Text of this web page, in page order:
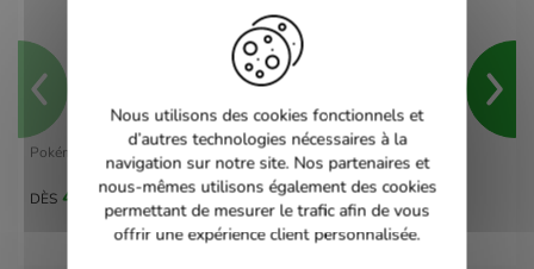
Pokémon Violet - switch
DÈS 40,00 €
Nous utilisons des cookies fonctionnels et
d’autres technologies nécessaires à la
navigation sur notre site. Nos partenaires et
nous-mêmes utilisons également des cookies
permettant de mesurer le trafic afin de vous
offrir une expérience client personnalisée.